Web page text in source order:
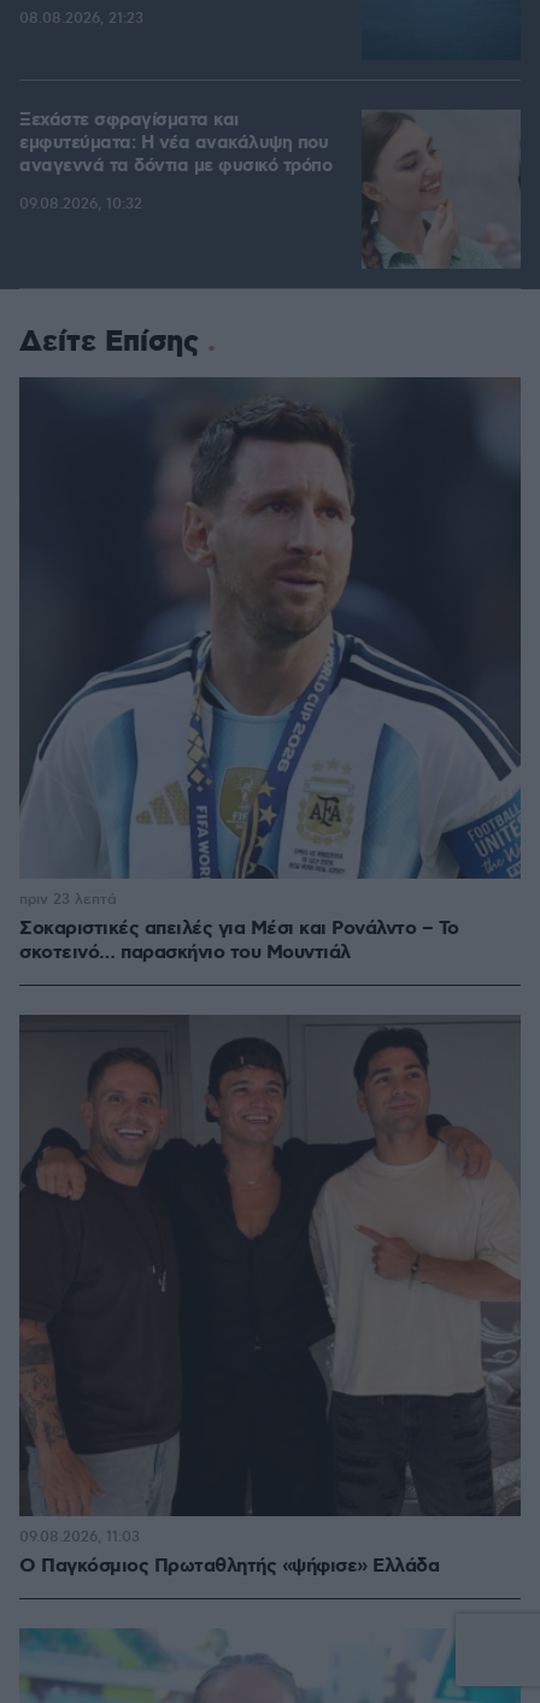
08.08.2026, 21:23
Ξεχάστε σφραγίσματα και
εμφυτεύματα: Η νέα ανακάλυψη που
αναγεννά τα δόντια με φυσικό τρόπο
09.08.2026, 10:32
Δείτε Επίσης
Σοκαριστικές απειλές για Μέσι και Ρονάλντο – Το
σκοτεινό… παρασκήνιο του Μουντιάλ
πριν 23 λεπτά
Ο Παγκόσμιος Πρωταθλητής «ψήφισε» Ελλάδα
09.08.2026, 11:03